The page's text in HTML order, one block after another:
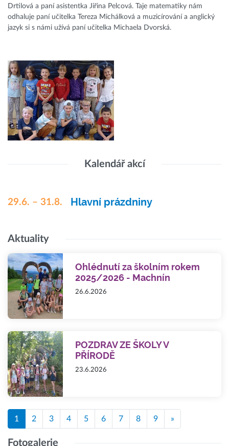
Drtilová a paní asistentka Jiřina Pelcová. Taje matematiky nám
odhaluje paní učitelka Tereza Michálková a muzicírování a anglický
jazyk si s námi užívá paní učitelka Michaela Dvorská.
Kalendář akcí
29.6. – 31.8. Hlavní prázdniny
Aktuality
Ohlédnutí za školním rokem
2025/2026 - Machnín
26.6.2026
POZDRAV ZE ŠKOLY V
PŘÍRODĚ
23.6.2026
1 2 3 4 5 6 7 8 9 »
Fotogalerie